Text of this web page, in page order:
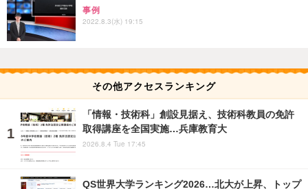
事例
2022.8.3(水) 19:15
その他アクセスランキング
「情報・技術科」創設見据え、技術科教員の免許
取得講座を全国実施…兵庫教育大
2026.8.4 Tue 17:45
QS世界大学ランキング2026…北大が上昇、トップ